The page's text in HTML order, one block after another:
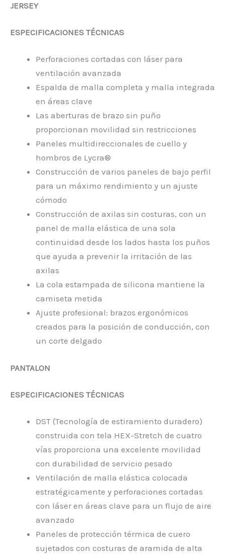
JERSEY
ESPECIFICACIONES TÉCNICAS
Perforaciones cortadas con láser para
ventilación avanzada
Espalda de malla completa y malla integrada
en áreas clave
Las aberturas de brazo sin puño
proporcionan movilidad sin restricciones
Paneles multidireccionales de cuello y
hombros de Lycra®
Construcción de varios paneles de bajo perfil
para un máximo rendimiento y un ajuste
cómodo
Construcción de axilas sin costuras, con un
panel de malla elástica de una sola
continuidad desde los lados hasta los puños
que ayuda a prevenir la irritación de las
axilas
La cola estampada de silicona mantiene la
camiseta metida
Ajuste profesional: brazos ergonómicos
creados para la posición de conducción, con
un corte delgado
PANTALON
ESPECIFICACIONES TÉCNICAS
DST (Tecnología de estiramiento duradero)
construida con tela HEX-Stretch de cuatro
vías proporciona una excelente movilidad
con durabilidad de servicio pesado
Ventilación de malla elástica colocada
estratégicamente y perforaciones cortadas
con láser en áreas clave para un flujo de aire
avanzado
Paneles de protección térmica de cuero
sujetados con costuras de aramida de alta